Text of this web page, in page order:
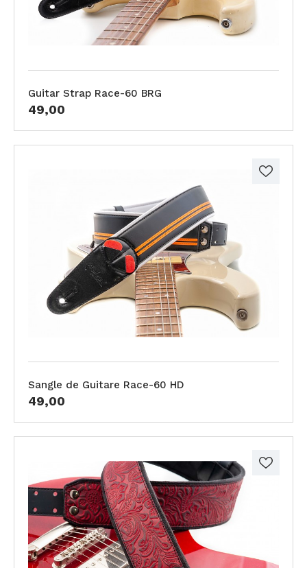
Guitar Strap Race-60 BRG
49,00
Sangle de Guitare Race-60 HD
49,00